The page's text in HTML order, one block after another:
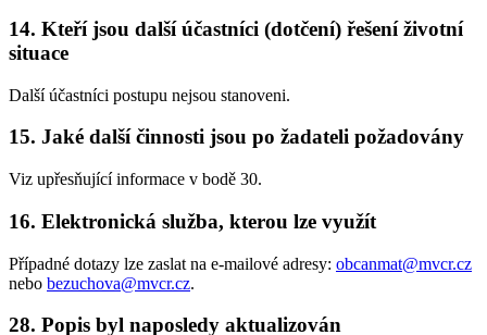
14. Kteří jsou další účastníci (dotčení) řešení životní
situace
Další účastníci postupu nejsou stanoveni.
15. Jaké další činnosti jsou po žadateli požadovány
Viz upřesňující informace v bodě 30.
16. Elektronická služba, kterou lze využít
Případné dotazy lze zaslat na e-mailové adresy: obcanmat@mvcr.cz
nebo bezuchova@mvcr.cz.
28. Popis byl naposledy aktualizován